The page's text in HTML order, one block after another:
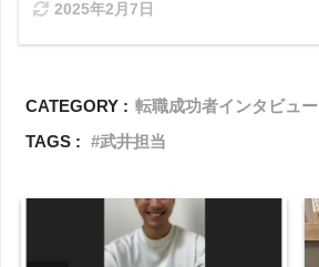
2025年2月7日
CATEGORY : 転職成功者インタビュー
TAGS :
武井担当